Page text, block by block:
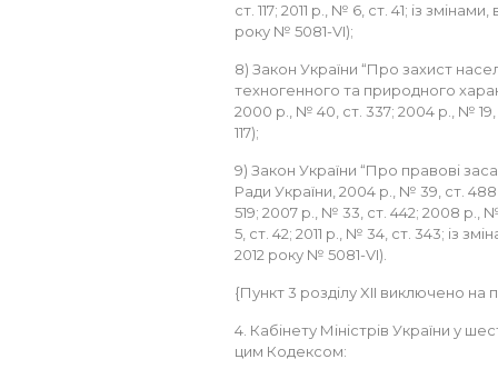
ст. 117; 2011 р., № 6, ст. 41; із
року № 5081-VI);
8) Закон України “Про захист
техногенного та природного
2000 р., № 40, ст. 337; 2004 р., № 19,
117);
9) Закон України “Про правові
Ради України, 2004 р., № 39, ст.
519; 2007 р., № 33, ст. 442; 2008 р.,
5, ст. 42; 2011 р., № 34, ст. 343; із
2012 року № 5081-VI).
{Пункт 3 розділу XII виключено на
4. Кабінету Міністрів України у
цим Кодексом: